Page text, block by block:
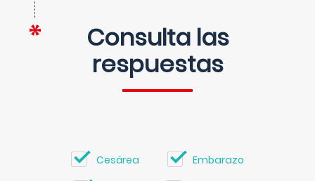
Consulta las
respuestas
Cesárea Embarazo